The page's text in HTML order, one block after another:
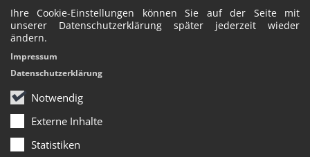
Ihre Cookie-Einstellungen können Sie auf der Seite mit
unserer Datenschutzerklärung später jederzeit wieder
ändern.
Notwendig
Externe Inhalte
Statistiken
Impressum
Datenschutzerklärung